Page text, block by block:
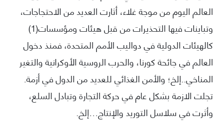
العالم اليوم من موجة غلاء، أثارت العديد من الاحتجاجات،
وتباينات فيها التحذيرات من قبل هيئات ومؤسسات(1)
كالهيئات الدولية في دواليب الأمم المتحدة، فمنذ دخول
العالم في جائحة كورنا، والحرب الروسية الأوكرانية والتغير
المناخي..إلخ؛ والأمن الغذائي للعديد من الدول في أزمة.
تجلت الازمة بشكل عام في حركة التجارة وتبادل السلع،
وأثرت في سلاسل التوريد والإنتاج…إلخ.